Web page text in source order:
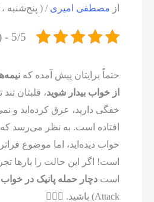
از مصطفی امیری/( پنج‌شنبه ، 6 مارس ،
5/5 - (1 امتیاز)
حتماً برایتان پیش آمده که
از خواب بیدار شوید، قلبتان
خفگی دارید، عرق کرده‌اید و
افتاده است. به نظر می‌رسد
خواب دیده‌اید، اما موضوع
است! اگر این حالت را بارها
استدچار حمله پانیک در خواب
Attack) باشید. 😵‍💫💔